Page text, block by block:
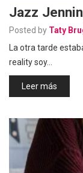
Jazz
Posted by Taty
La otra tarde
reality soy…
Leer más